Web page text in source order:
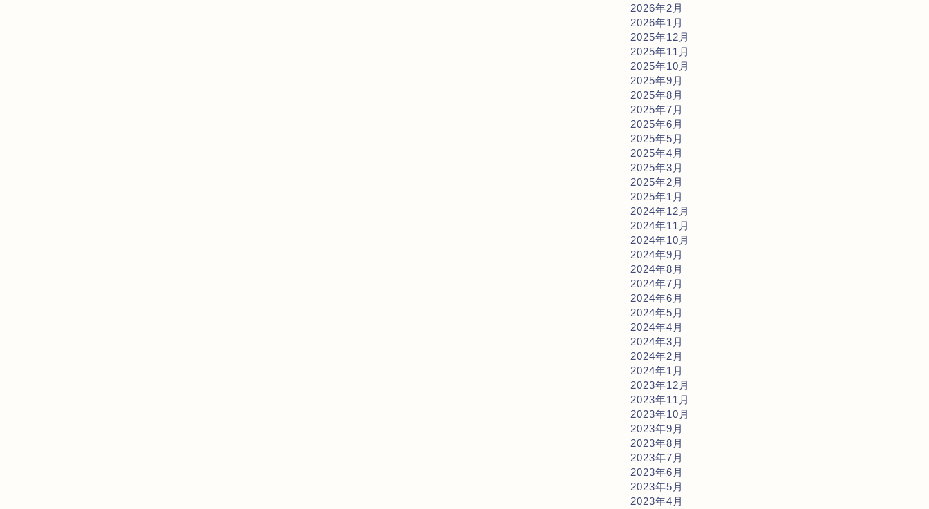
2026年2月
2026年1月
2025年12月
2025年11月
2025年10月
2025年9月
2025年8月
2025年7月
2025年6月
2025年5月
2025年4月
2025年3月
2025年2月
2025年1月
2024年12月
2024年11月
2024年10月
2024年9月
2024年8月
2024年7月
2024年6月
2024年5月
2024年4月
2024年3月
2024年2月
2024年1月
2023年12月
2023年11月
2023年10月
2023年9月
2023年8月
2023年7月
2023年6月
2023年5月
2023年4月